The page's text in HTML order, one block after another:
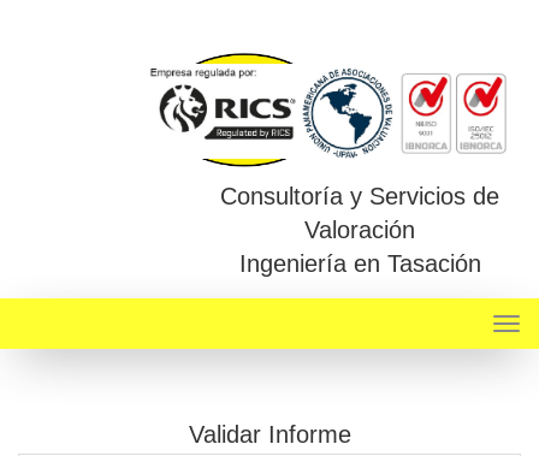
Consultoría y Servicios de
Valoración
Ingeniería en Tasación
Validar Informe